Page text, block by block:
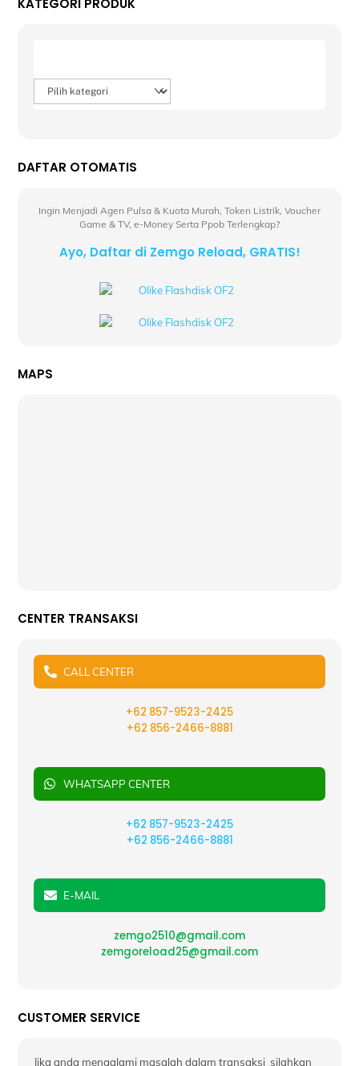
DAFTAR OTOMATIS
Ingin Menjadi Agen Pulsa & Kuota Murah, Token Listrik, Voucher
Game & TV, e-Money Serta Ppob Terlengkap?
Ayo, Daftar di Zemgo Reload, GRATIS!
MAPS
CENTER TRANSAKSI
CALL CENTER
+62 857-9523-2425
+62 856-2466-8881
WHATSAPP CENTER
+62 857-9523-2425
+62 856-2466-8881
E-MAIL
zemgo2510@gmail.com
zemgoreload25@gmail.com
CUSTOMER SERVICE
Jika anda mengalami masalah dalam transaksi silahkan